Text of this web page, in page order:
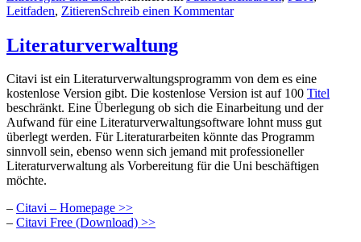
Leitfaden, ZitierenSchreib einen Kommentar
Literaturverwaltung
Citavi ist ein Literaturverwaltungsprogramm von dem es eine
kostenlose Version gibt. Die kostenlose Version ist auf 100 Titel
beschränkt. Eine Überlegung ob sich die Einarbeitung und der
Aufwand für eine Literaturverwaltungsoftware lohnt muss gut
überlegt werden. Für Literaturarbeiten könnte das Programm
sinnvoll sein, ebenso wenn sich jemand mit professioneller
Literaturverwaltung als Vorbereitung für die Uni beschäftigen
möchte.
– Citavi – Homepage >>
– Citavi Free (Download) >>